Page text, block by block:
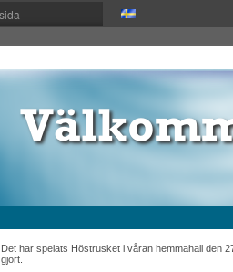
Det har spelats Höstrusket i våran hemmahall den
gjort.